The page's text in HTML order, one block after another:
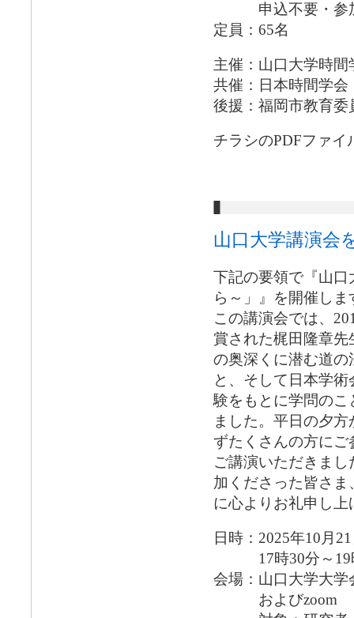
申込不要・参
定員：65名
主催：山口大学時間
共催：日本時間学会
後援：福岡市教育委
チラシのPDFファイ
山口大学講演会
下記の要領で『山
ら～」』を開催しま
この講演会では、
賞された梶田隆章
の奥深くに潜む道
と、そして日本学
験をもとに学問の
ました。平日の夕
ずたくさんの方に
ご講演いただきま
加くださった皆さ
に心よりお礼申し上
日時：2025年10月
17時30分～19時
会場：山口大学大学
およびzoom